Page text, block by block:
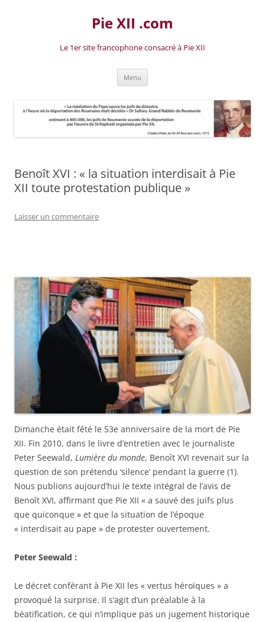
Pie XII .com
Le 1er site francophone consacré à Pie XII
Menu
Benoît XVI : « la situation interdisait à Pie
XII toute protestation publique »
Laisser un commentaire
Dimanche était fêté le 53e anniversaire de la mort de Pie
XII. Fin 2010, dans le livre d’entretien avec le journaliste
Peter Seewald, Lumière du monde, Benoît XVI revenait sur la
question de son prétendu ‘silence’ pendant la guerre (1).
Nous publions aujourd’hui le texte intégral de l’avis de
Benoît XVI, affirmant que Pie XII « a sauvé des juifs plus
que quiconque » et que la situation de l’époque
« interdisait au pape » de protester ouvertement.
Peter Seewald :
Le décret conférant à Pie XII les « vertus héroïques » a
provoqué la surprise. Il s’agit d’un préalable à la
béatification, ce qui n’implique pas un jugement historique